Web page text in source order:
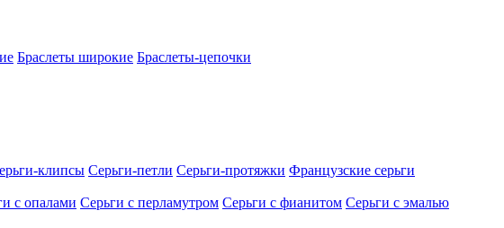
Браслеты широкие Браслеты-цепочки
клипсы Серьги-петли Серьги-протяжки Французские серьги
с опалами Серьги с перламутром Серьги с фианитом Серьги с эмалью